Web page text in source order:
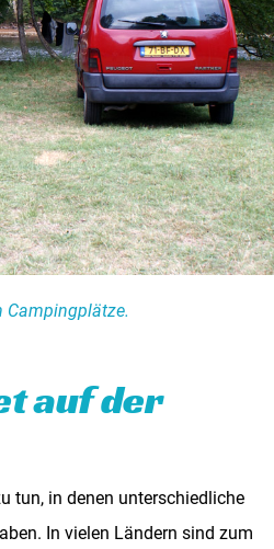
auf der
tun, in denen unterschiedliche
In vielen Ländern sind zum